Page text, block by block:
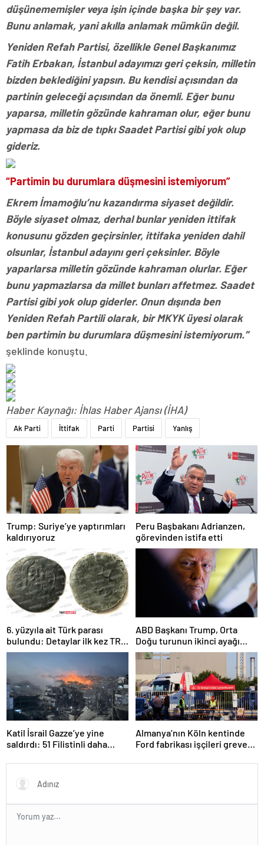
düşünememişler veya işin içinde başka bir şey var.
Bunu anlamak, yani akılla anlamak mümkün değil.
Yeniden Refah Partisi, özellikle Genel Başkanımız
Fatih Erbakan, İstanbul adayımızı geri çeksin, milletin
bizden beklediğini yapsın. Bu kendisi açısından da
partinin geleceği açısından da önemli. Eğer bunu
yaparsa, milletin gözünde kahraman olur, eğer bunu
yapmasa da biz de tıpkı Saadet Partisi gibi yok olup
gideriz.
“Partimin bu durumlara düşmesini istemiyorum”
Ekrem İmamoğlu’nu kazandırma siyaset değildir.
Böyle siyaset olmaz, derhal bunlar yeniden ittifak
konusunu gözden geçirsinler, ittifaka yeniden dahil
olsunlar, İstanbul adayını geri çeksinler. Böyle
yaparlarsa milletin gözünde kahraman olurlar. Eğer
bunu yapmazlarsa da millet bunları affetmez. Saadet
Partisi gibi yok olup giderler. Onun dışında ben
Yeniden Refah Partili olarak, bir MKYK üyesi olarak
ben partimin bu durumlara düşmesini istemiyorum.”
şeklinde konuştu.
Haber Kaynağı: İhlas Haber Ajansı (İHA)
Ak Parti İttifak Parti Partisi Yanlış
Trump: Suriye’ye yaptırımları
kaldırıyoruz
Peru Başbakanı Adrianzen,
görevinden istifa etti
6. yüzyıla ait Türk parası
bulundu: Detaylar ilk kez TRT
Haber’de
ABD Başkanı Trump, Orta
Doğu turunun ikinci ayağı
Katar’da
Katil İsrail Gazze’ye yine
saldırdı: 51 Filistinli daha
Almanya’nın Köln kentinde
Ford fabrikası işçileri greve